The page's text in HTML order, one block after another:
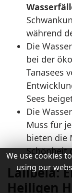
während
Die
bei der
Tanasees
Sees
Die
Muss für
bieten die
Schönheit
Lalibela:
Heiligen
We use cookies
using our